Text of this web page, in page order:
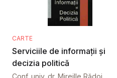
CARTE
Serviciile de informații și
decizia politică
Conf. univ. dr. Mireille Rădoi